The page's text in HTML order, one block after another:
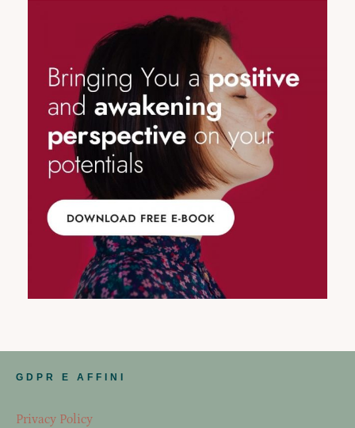
GDPR E AFFINI
Privacy Policy